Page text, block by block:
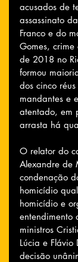
acusados de
assassinato
Franco e do
Gomes,
de 2018 no
formou
dos cinco
mandantes e
atentado, em
arrasta há
O relator do
Alexandre de
condenação
homicídio
homicídio e
entendimento
ministros
Lúcia e Flávio
decisão